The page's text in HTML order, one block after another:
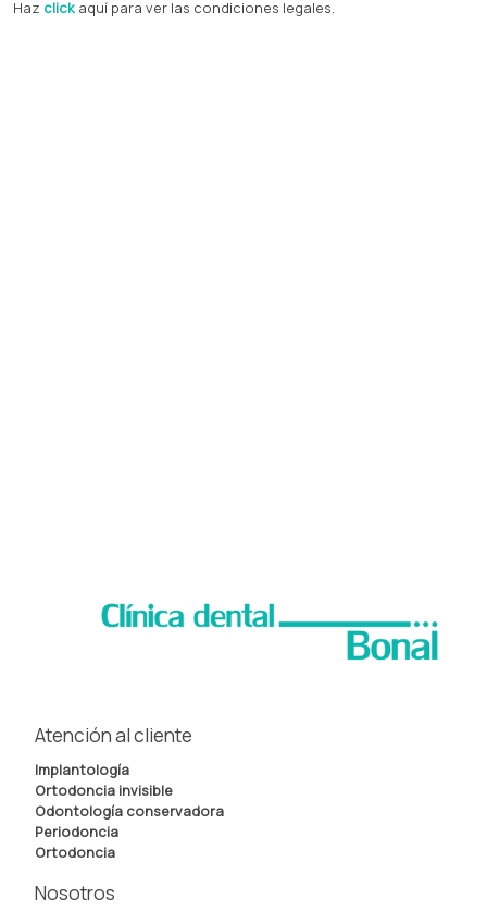
Haz clickaquí para ver las condiciones legales.
Atención al cliente
Implantología
Ortodoncia invisible
Odontología conservadora
Periodoncia
Ortodoncia
Nosotros